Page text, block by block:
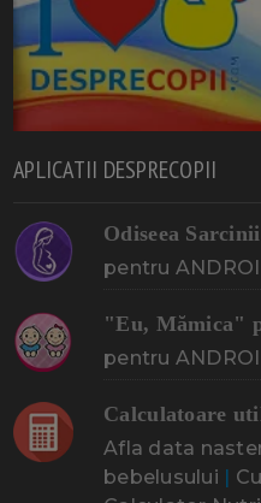
APLICATII DESPRECOPII
Odiseea
pentru
"Eu, Mămica"
pentru
Calculatoare
Afla data
bebelusului |